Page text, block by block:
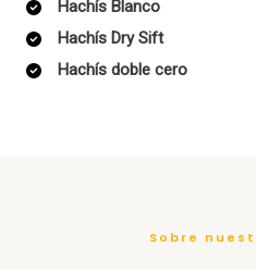
Hachís Blanco
Hachís Dry Sift
Hachís doble cero
Sobre